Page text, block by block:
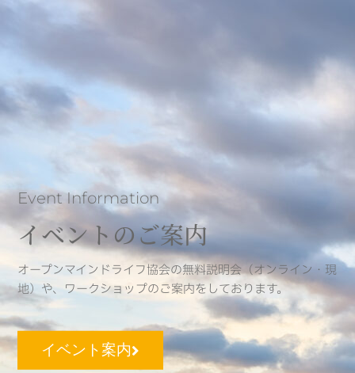
Event Information
イベントのご案内
オープンマインドライフ協会の無料説明会（オンライン・現
地）や、ワークショップのご案内をしております。
イベント案内